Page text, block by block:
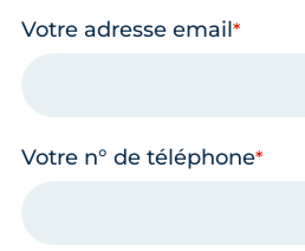
Votre adresse email
Votre n° de téléphone